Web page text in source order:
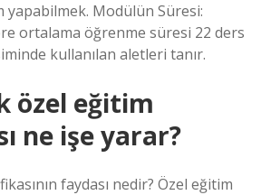
yapabilmek. Modülün Süresi:
ortalama öğrenme süresi 22 ders
kullanılan aletleri tanır.
özel eğitim
ne işe yarar?
faydası nedir? Özel eğitim